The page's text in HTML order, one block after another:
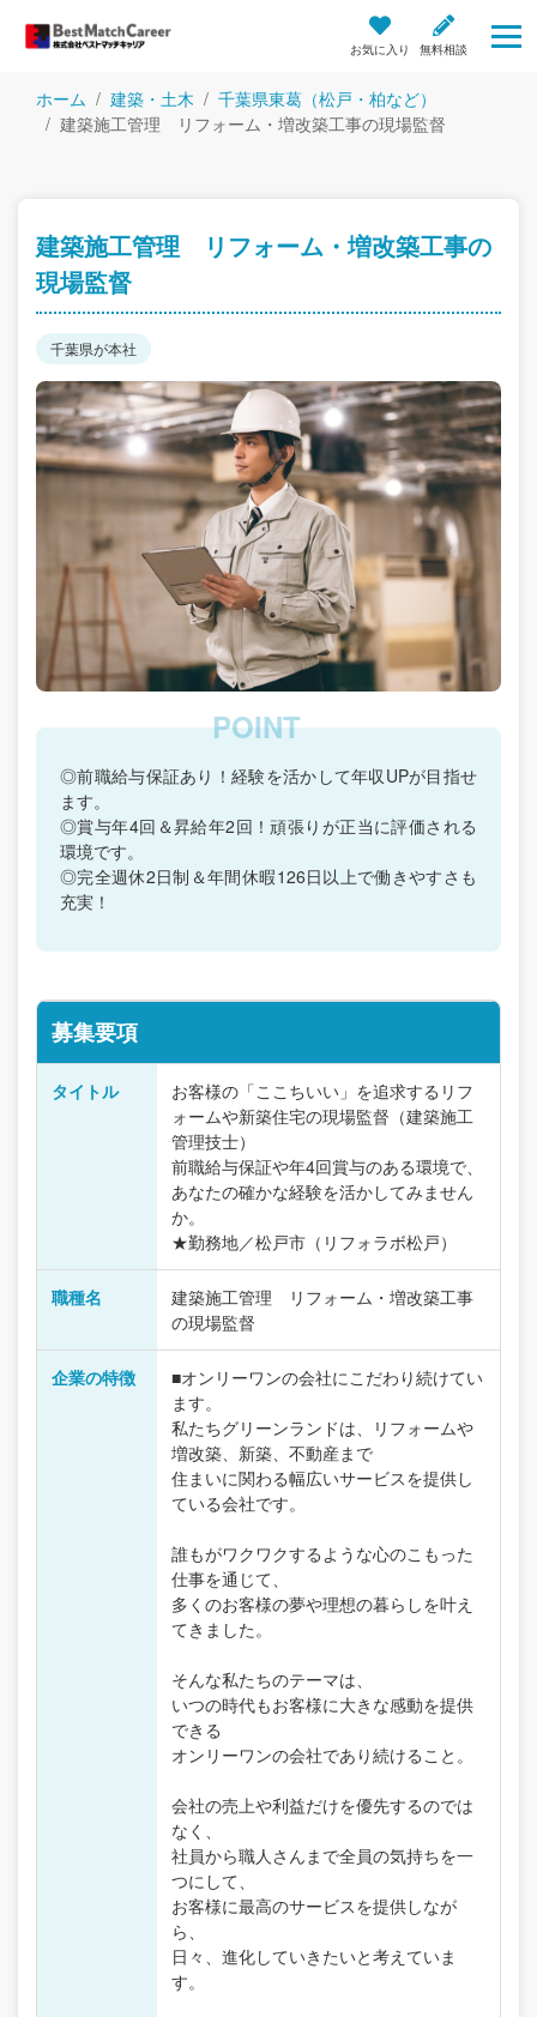
お気に入り 無料相談
ホーム 建築・土木
千葉県東葛（松戸・柏など）
建築施工管理 リフォーム・増改築工事の現場監督
建築施工管理 リフォーム・増改築工事の
現場監督
千葉県が本社
◎前職給与保証あり！経験を活かして年収UPが目指せ
ます。
◎賞与年4回＆昇給年2回！頑張りが正当に評価される
環境です。
◎完全週休2日制＆年間休暇126日以上で働きやすさも
充実！
募集要項
タイトル
お客様の「ここちいい」を追求するリフ
ォームや新築住宅の現場監督（建築施工
管理技士）
前職給与保証や年4回賞与のある環境で、
あなたの確かな経験を活かしてみません
か。
★勤務地／松戸市（リフォラボ松戸）
職種名
建築施工管理 リフォーム・増改築工事
の現場監督
企業の特徴
■オンリーワンの会社にこだわり続けてい
ます。
私たちグリーンランドは、リフォームや
増改築、新築、不動産まで
住まいに関わる幅広いサービスを提供し
ている会社です。
誰もがワクワクするような心のこもった
仕事を通じて、
多くのお客様の夢や理想の暮らしを叶え
てきました。
そんな私たちのテーマは、
いつの時代もお客様に大きな感動を提供
できる
オンリーワンの会社であり続けること。
会社の売上や利益だけを優先するのでは
なく、
社員から職人さんまで全員の気持ちを一
つにして、
お客様に最高のサービスを提供しなが
ら、
日々、進化していきたいと考えていま
す。